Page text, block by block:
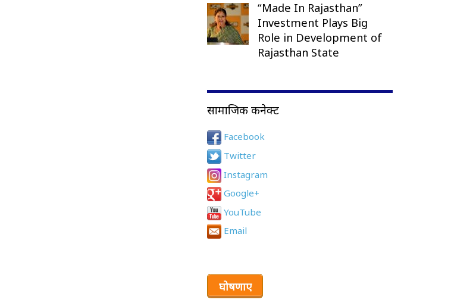
“Made In Rajasthan”
Investment Plays Big
Role in Development of
Rajasthan State
सामाजिक कनेक्ट
Facebook
Twitter
Instagram
Google+
YouTube
Email
घोषणाए